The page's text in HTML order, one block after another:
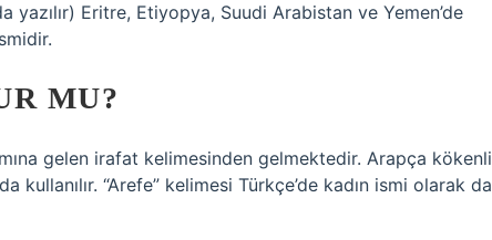
yazılır) Eritre, Etiyopya, Suudi Arabistan ve Yemen’de
MU?
gelen irafat kelimesinden gelmektedir. Arapça kökenli
kullanılır. “Arefe” kelimesi Türkçe’de kadın ismi olarak da